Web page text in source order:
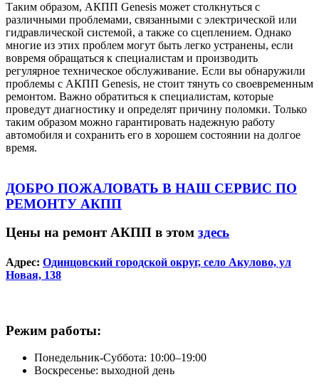
Таким образом, АКПП Genesis может столкнуться с
различными проблемами, связанными с электрической или
гидравлической системой, а также со сцеплением. Однако
многие из этих проблем могут быть легко устранены, если
вовремя обращаться к специалистам и производить
регулярное техническое обслуживание. Если вы обнаружили
проблемы с АКПП Genesis, не стоит тянуть со своевременным
ремонтом. Важно обратиться к специалистам, которые
проведут диагностику и определят причину поломки. Только
таким образом можно гарантировать надежную работу
автомобиля и сохранить его в хорошем состоянии на долгое
время.
ДОБРО ПОЖАЛОВАТЬ В НАШ СЕРВИС ПО
РЕМОНТУ АКПП
Цены на ремонт АКПП в этом здесь
Адрес: Одинцовский городской округ, село Акулово, ул
Новая, 138
Режим работы:
Понедельник-Суббота: 10:00–19:00
Воскресенье: выходной день